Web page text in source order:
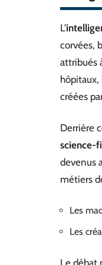
L’
corvées,
attribués
créées
Derrière
science-
devenus
métiers
Les
Les
Le débat